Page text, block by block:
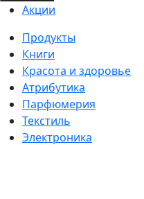
Акции
Продукты
Книги
Красота и здоровье
Атрибутика
Парфюмерия
Текстиль
Электроника